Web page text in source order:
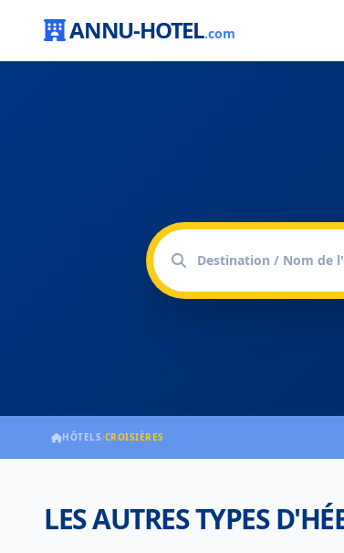
ANNU-HOTEL.com
HÔTELS/CROISIÈRES
LES AUTRES TYPES